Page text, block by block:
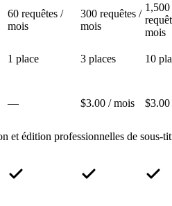
60 requêtes /
mois
300 requêtes /
mois
1,500
mois
1 place 3 places 10
— $3.00 / mois
et édition professionnelles de sous-